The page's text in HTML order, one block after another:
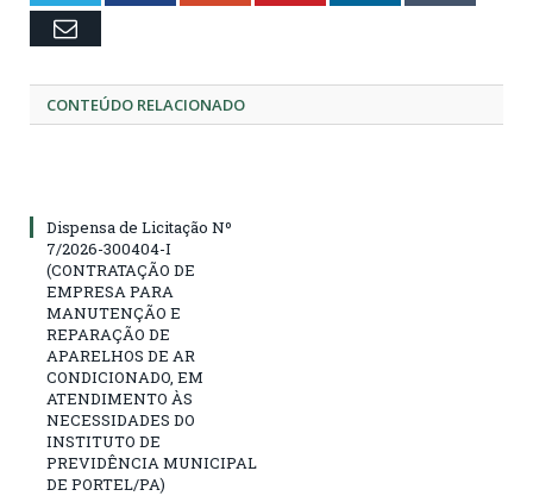
Email
CONTEÚDO RELACIONADO
Dispensa de Licitação Nº
7/2026-300404-I
(CONTRATAÇÃO DE
EMPRESA PARA
MANUTENÇÃO E
REPARAÇÃO DE
APARELHOS DE AR
CONDICIONADO, EM
ATENDIMENTO ÀS
NECESSIDADES DO
INSTITUTO DE
PREVIDÊNCIA MUNICIPAL
DE PORTEL/PA)